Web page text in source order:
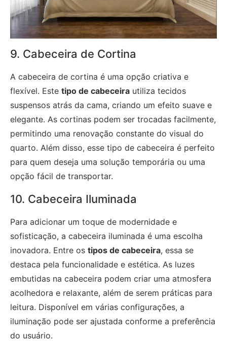
9. Cabeceira de Cortina
A cabeceira de cortina é uma opção criativa e
flexível. Este tipo de cabeceira utiliza tecidos
suspensos atrás da cama, criando um efeito suave e
elegante. As cortinas podem ser trocadas facilmente,
permitindo uma renovação constante do visual do
quarto. Além disso, esse tipo de cabeceira é perfeito
para quem deseja uma solução temporária ou uma
opção fácil de transportar.
10. Cabeceira Iluminada
Para adicionar um toque de modernidade e
sofisticação, a cabeceira iluminada é uma escolha
inovadora. Entre os tipos de cabeceira, essa se
destaca pela funcionalidade e estética. As luzes
embutidas na cabeceira podem criar uma atmosfera
acolhedora e relaxante, além de serem práticas para
leitura. Disponível em várias configurações, a
iluminação pode ser ajustada conforme a preferência
do usuário.